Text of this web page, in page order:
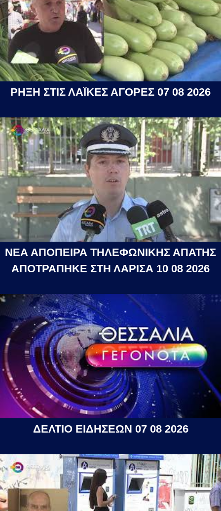
ΡΗΞΗ ΣΤΙΣ ΛΑΪΚΕΣ ΑΓΟΡΕΣ 07 08 2026
ΝΕΑ ΑΠΟΠΕΙΡΑ ΤΗΛΕΦΩΝΙΚΗΣ ΑΠΑΤΗΣ
ΑΠΟΤΡΑΠΗΚΕ ΣΤΗ ΛΑΡΙΣΑ 10 08 2026
ΔΕΛΤΙΟ ΕΙΔΗΣΕΩΝ 07 08 2026